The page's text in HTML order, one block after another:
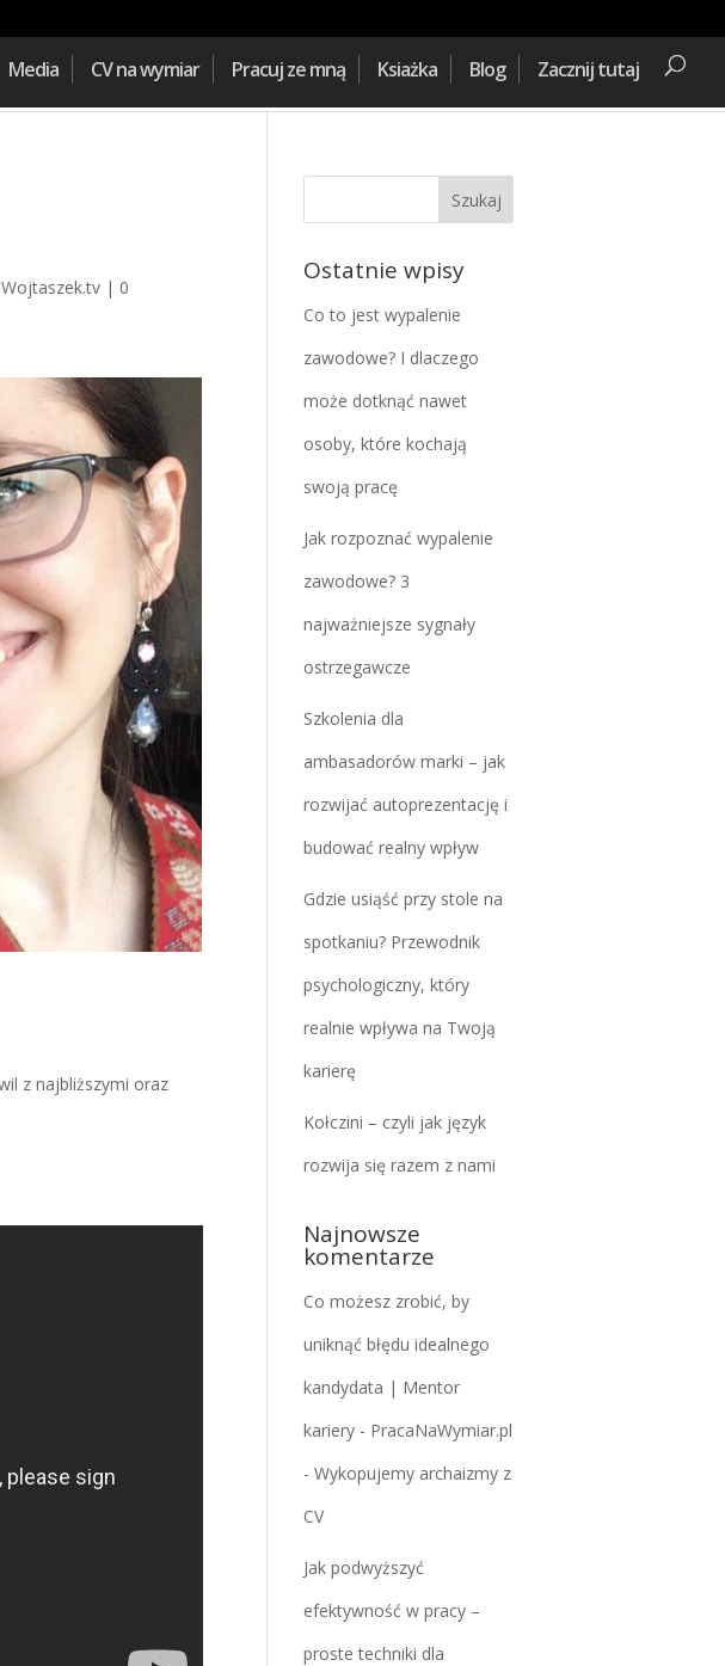
Media CV na wymiar Pracuj ze mną Ksiażka Blog Zacznij tutaj
Wojtaszek.tv| 0
z najbliższymi oraz
Ostatnie wpisy
Co to jest wypalenie
zawodowe? I dlaczego
może dotknąć nawet
osoby, które kochają
swoją pracę
Jak rozpoznać wypalenie
zawodowe? 3
najważniejsze sygnały
ostrzegawcze
Szkolenia dla
ambasadorów marki – jak
rozwijać autoprezentację i
budować realny wpływ
Gdzie usiąść przy stole na
spotkaniu? Przewodnik
psychologiczny, który
realnie wpływa na Twoją
karierę
Kołczini – czyli jak język
rozwija się razem z nami
Najnowsze
komentarze
Co możesz zrobić, by
uniknąć błędu idealnego
kandydata | Mentor
kariery - PracaNaWymiar.pl
- Wykopujemy archaizmy z
CV
Jak podwyższyć
efektywność w pracy –
proste techniki dla